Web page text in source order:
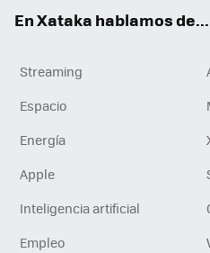
En Xataka hablamos de...
Streaming
Espacio
Energía
Apple
Inteligencia artificial
Empleo